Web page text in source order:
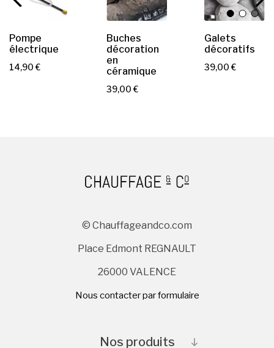
Pompe
électrique
P
14,90 €
Buches
décoration
en
céramique
P
39,00 €
Galets
décoratifs
P
39,00 €
© Chauffageandco.com
Place Edmont REGNAULT
26000 VALENCE
Nous contacter par formulaire
Nos produits